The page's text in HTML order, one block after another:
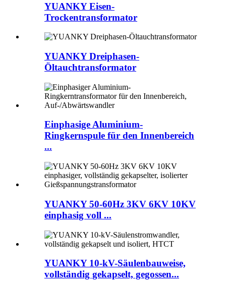
YUANKY Eisen-
Trockentransformator
YUANKY Dreiphasen-
Öltauchtransformator
Einphasige Aluminium-
Ringkernspule für den Innenbereich
...
YUANKY 50-60Hz 3KV 6KV 10KV
einphasig voll ...
YUANKY 10-kV-Säulenbauweise,
vollständig gekapselt, gegossen...